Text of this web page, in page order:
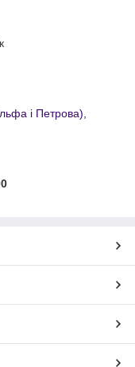
і Петрова),